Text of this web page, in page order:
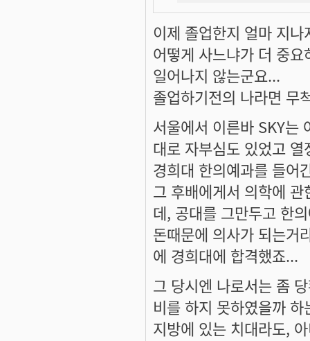
이제 졸업한지 얼마 지
어떻게 사느냐가 더 중
일어나지 않는군요...
졸업하기전의 나라면 무
서울에서 이른바 SKY는
대로 자부심도 있었고
경희대 한의예과를 들어
그 후배에게서 의학에
데, 공대를 그만두고 한
돈때문에 의사가 되는거
에 경희대에 합격했죠...
그 당시엔 나로서는 좀
비를 하지 못하였을까
지방에 있는 치대라도,